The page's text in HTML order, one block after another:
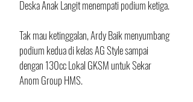
Deska Anak Langit menempati podium ketiga.
Tak mau ketinggalan, Ardy Baik menyumbang
podium kedua di kelas AG Style sampai
dengan 130cc Lokal GKSM untuk Sekar
Anom Group HMS.